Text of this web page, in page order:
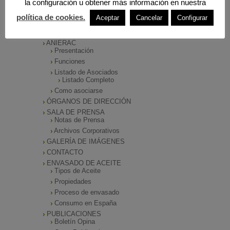
MENÚ PRINCIPAL
ANIERAC
Presentación
Funciones
Listado de Asociados
Listado Completo
Como asociarse
ÓRGANOS DE DIRECCIÓN
SALA DE PRENSA
Notas de Prensa
Archivos Corporativos
GALERÍA DE IMÁGENES
CONTACTO
ENVASADO DE ACEITE
Tipos de Aceite
Propiedades
Proceso de envasado
Consumo en España
PUBLICACIONES
Boletín Opina
la configuración u obtener más información en nuestra
política de cookies.
Aceptar Cancelar Configurar